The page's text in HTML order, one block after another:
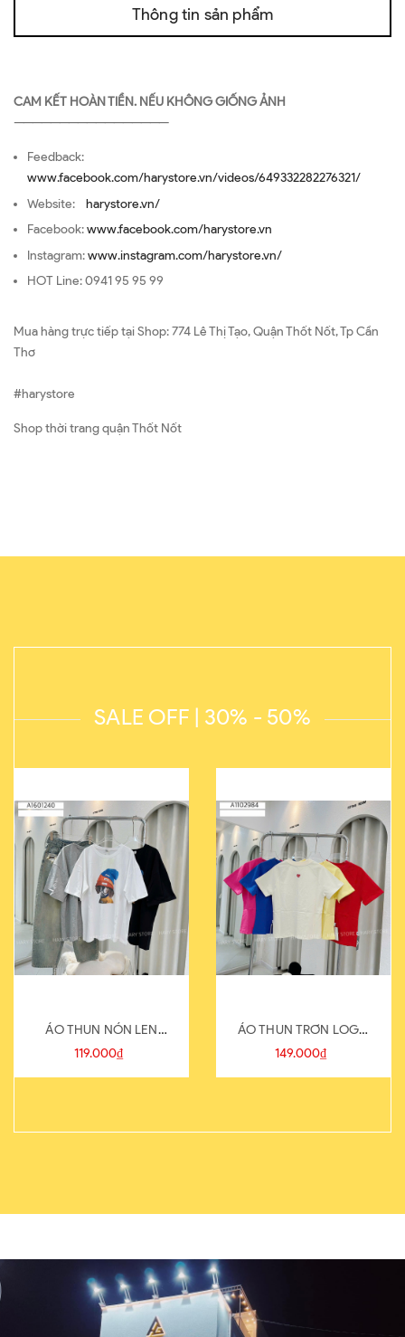
Thông tin sản phẩm
CAM KẾT HOÀN TIỀN. NẾU KHÔNG GIỐNG ẢNH
—————————————————
Feedback:
www.facebook.com/harystore.vn/videos/649332282276321/
Website: harystore.vn/
Facebook:www.facebook.com/harystore.vn
Instagram:www.instagram.com/harystore.vn/
HOT Line: 0941 95 95 99
Mua hàng trực tiếp tại Shop: 774 Lê Thị Tạo, Quận Thốt Nốt, Tp Cần
Thơ
#harystore
Shop thời trang quận Thốt Nốt
SALE OFF | 30% - 50%
ÁO THUN NÓN LEN
821-1
119.000₫
ÁO THUN TRƠN LOGO
SAU
149.000₫